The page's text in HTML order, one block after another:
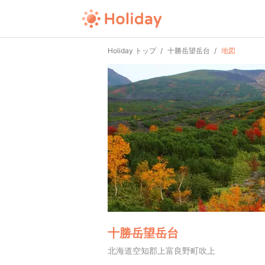
Holiday トップ 十勝岳望岳台 地図
十勝岳望岳台
北海道空知郡上富良野町吹上